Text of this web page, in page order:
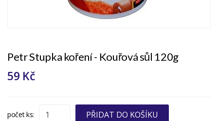
Petr Stupka koření - Kouřová sůl 120g
59 Kč
počet ks: PŘIDAT DO KOŠÍKU